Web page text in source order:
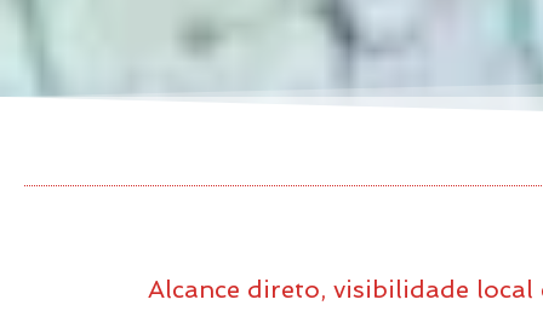
Alcance direto, visibilidade local